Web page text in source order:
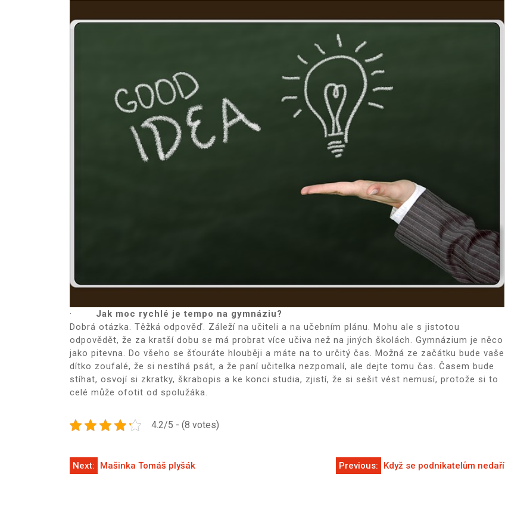
· Jak moc rychlé je tempo na gymnáziu?
Dobrá otázka. Těžká odpověď. Záleží na učiteli a na učebním plánu. Mohu ale s jistotou
odpovědět, že za kratší dobu se má probrat více učiva než na jiných školách. Gymnázium je něco
jako pitevna. Do všeho se šťouráte hlouběji a máte na to určitý čas. Možná ze začátku bude vaše
dítko zoufalé, že si nestíhá psát, a že paní učitelka nezpomalí, ale dejte tomu čas. Časem bude
stíhat, osvojí si zkratky, škrabopis a ke konci studia, zjistí, že si sešit vést nemusí, protože si to
celé může ofotit od spolužáka.
4.2/5 - (8 votes)
Navigace
Previous: Když se podnikatelům nedaří
Next: Mašinka Tomáš plyšák